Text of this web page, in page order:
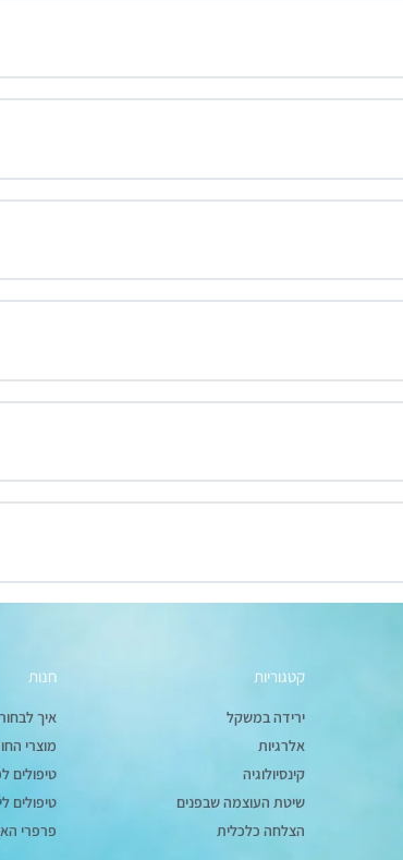
קטגוריות
ירידה במשקל
אלרגיות
קינסיולוגיה
שיטת העוצמה שבפנים
הצלחה כלכלית
חנות
איך
מוצרי
טיפולים
טיפולים
פרפרי